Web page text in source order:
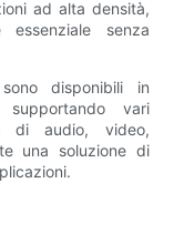
ad alta densità,
senza
disponibili in
vari
di audio, video,
una soluzione di